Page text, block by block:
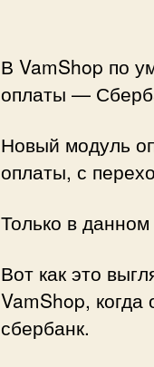
В VamShop по
оплаты —
Новый модуль
оплаты, с
Только в
Вот как это
VamShop,
сбербанк.